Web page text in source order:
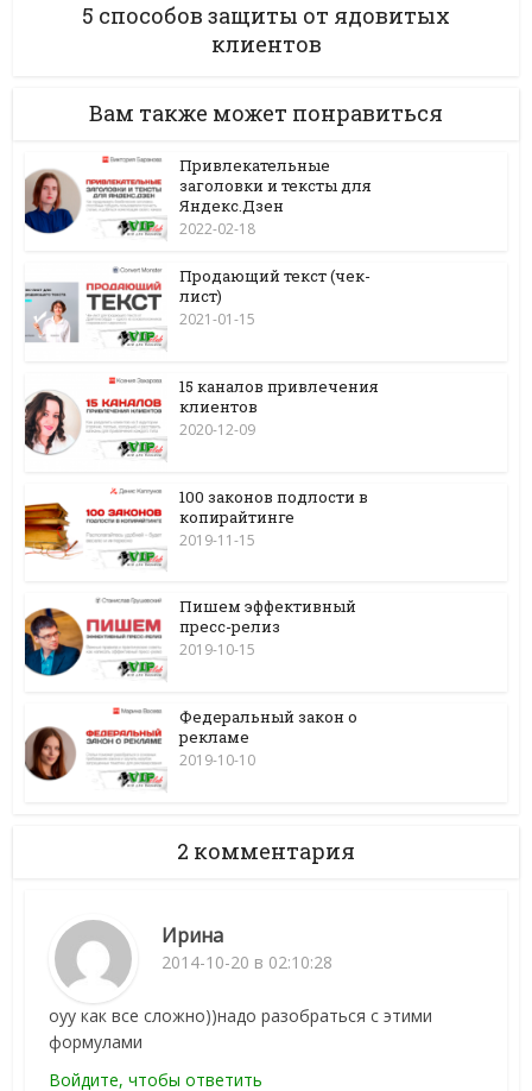
5 способов защиты от ядовитых
клиентов
Вам также может понравиться
Привлекательные
заголовки и тексты для
Яндекс.Дзен
2022-02-18
Продающий текст (чек-
лист)
2021-01-15
15 каналов привлечения
клиентов
2020-12-09
100 законов подлости в
копирайтинге
2019-11-15
Пишем эффективный
пресс-релиз
2019-10-15
Федеральный закон о
рекламе
2019-10-10
2 комментария
Ирина
2014-10-20 в 02:10:28
оуу как все сложно))надо разобраться с этими
формулами
Войдите, чтобы ответить